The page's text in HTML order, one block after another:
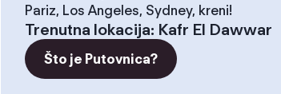
Pariz, Los Angeles, Sydney, kreni!
Trenutna lokacija: Kafr El Dawwar
Što je Putovnica?